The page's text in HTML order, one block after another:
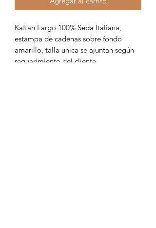
Kaftan Largo 100% Seda Italiana,
estampa de cadenas sobre fondo
amarillo, talla unica se ajuntan según
requerimiento del cliente.